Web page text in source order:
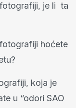
je li ta
hoćete
koja je
u “odori SAO